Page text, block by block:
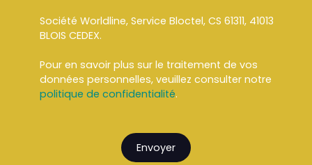
Société Worldline, Service Bloctel, CS 61311, 41013
BLOIS CEDEX.
Pour en savoir plus sur le traitement de vos
données personnelles, veuillez consulter notre
politique de confidentialité.
Envoyer